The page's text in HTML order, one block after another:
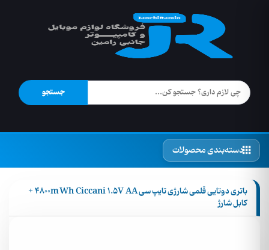
جستجو
دسته‌بندی محصولات
باتری دوتایی قلمی شارژی تایپ سی 4800mWh Ciccani 1.5V AA +
کابل شارژ